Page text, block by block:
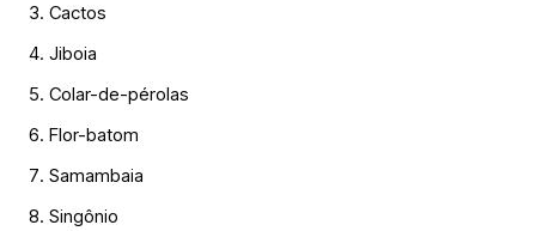
Cactos
Jiboia
Colar-de-pérolas
Flor-batom
Samambaia
Singônio